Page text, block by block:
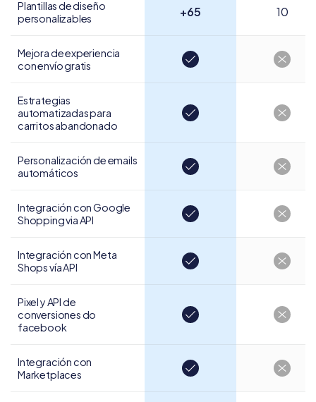
Plantillas de diseño
personalizables
+65 10
Mejora de experiencia
con envío gratis
Estrategias
automatizadas para
carritos abandonado
Personalización deemails
automáticos
Integración con Google
Shopping via API
Integración conMeta
Shops vía API
Pixel y API de
conversiones do
facebook
Integración con
Marketplaces